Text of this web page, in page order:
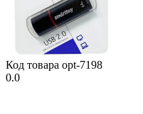
Код товара opt-7198
0.0